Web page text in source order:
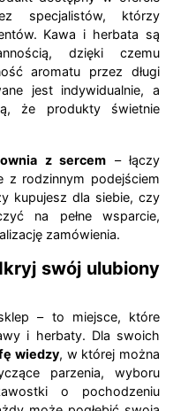
specjalistów, którzy
Kawa i herbata są
dzięki czemu
aromatu przez długi
jest indywidualnie, a
że produkty świetnie
z sercem – łączy
z rodzinnym podejściem
kupujesz dla siebie, czy
na pełne wsparcie,
zamówienia.
swój ulubiony
– to miejsce, które
i herbaty. Dla swoich
wiedzy, w której można
parzenia, wyboru
o pochodzeniu